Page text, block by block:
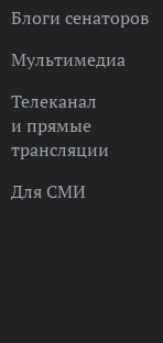
Блоги сенаторов
Мультимедиа
Телеканал
и прямые
трансляции
Для СМИ